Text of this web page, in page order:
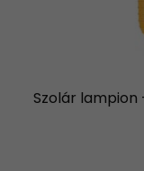
Szolár lampion